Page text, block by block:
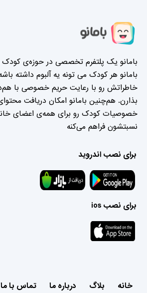
بامانو یک پلتفرم تخصصی در حوزه‌ی
بامانو هر کودک می تونه یه آلبوم داشته
خاطراتش رو با رعایت حریم خصوصی با
بذارن. هم‌چنین بامانو امکان دریافت
خصوصیات کودک رو برای همه‌ی اعضای
نسبتشون فراهم می‌کنه
برای نصب اندروید
برای نصب ios
خانه بلاگ درباره ما تماس با ما